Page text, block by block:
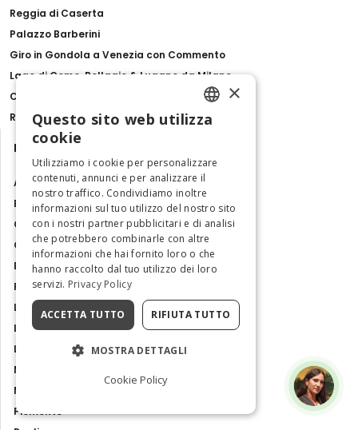
Reggia di Caserta
Palazzo Barberini
Giro in Gondola a Venezia con Commento
Lago di Como, Bellagio & Lugano da Milano
Catacombe di San Gennaro
Ravenna Pass
Destinazioni
Abruzzo
Basilicata
Calabria
Campania
Emilia Romagna
Friuli Venezia Giulia
Lazio
Liguria
Lombardia
Marche
Molise
Piemonte
ENGLISH
ITALIAN
×
Questo sito web utilizza
cookie
Utilizziamo i cookie per personalizzare
contenuti, annunci e per analizzare il
nostro traffico. Condividiamo inoltre
informazioni sul tuo utilizzo del nostro sito
con i nostri partner pubblicitari e di analisi
che potrebbero combinarle con altre
informazioni che hai fornito loro o che
hanno raccolto dal tuo utilizzo dei loro
servizi. Privacy Policy
ACCETTA TUTTO RIFIUTA TUTTO
MOSTRA DETTAGLI
Cookie Policy